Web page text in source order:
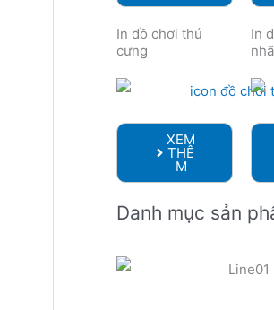
In đồ chơi thú
cưng
XEM
THÊ
M
In
Danh mục sản